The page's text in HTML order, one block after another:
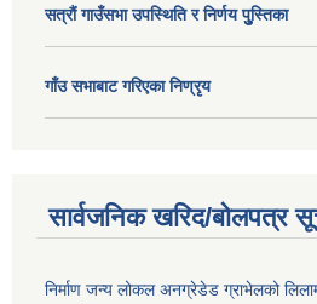
सत्राैं गाउँसभा उपस्थिति र निर्णय पुु्स्तिका
गाँउ सभाबाट गरिएका निण्रृय
सार्वजनिक खरिद/बोलपत्र
निर्माण जन्य लोकल अनग्रेडेड ग्राभेलको